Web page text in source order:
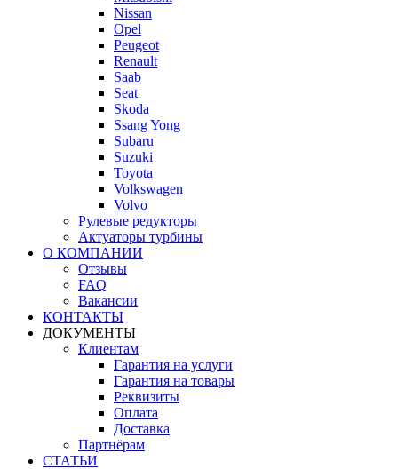
Nissan
Opel
Peugeot
Renault
Saab
Seat
Skoda
Ssang Yong
Subaru
Suzuki
Toyota
Volkswagen
Volvo
Рулевые редукторы
Актуаторы турбины
О КОМПАНИИ
Отзывы
FAQ
Вакансии
КОНТАКТЫ
ДОКУМЕНТЫ
Клиентам
Гарантия на услуги
Гарантия на товары
Реквизиты
Оплата
Доставка
Партнёрам
СТАТЬИ